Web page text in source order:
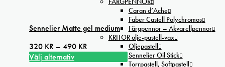
Caran d’Ache
Faber Castell Polychromos
Färgpennor – Akvarellpennor
KRITOR olje-pastell-vax
Oljepastell
Sennelier Oil Stick
Torrpastell, Softpastell
varianter.
olika
alternativen
Sennelier Matte gel medium
320 KR – 490 KR Prisintervall:
Välj alternativ